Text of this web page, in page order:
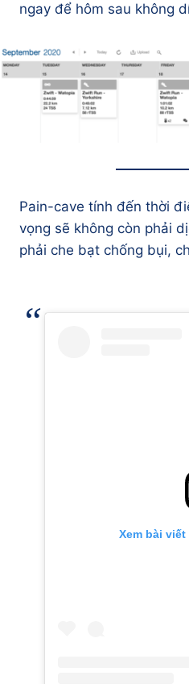
ngay để hôm sau không
Pain-cave tính đến thời
vọng sẽ không còn phải
phải che bạt chống bụi,
Xem bài